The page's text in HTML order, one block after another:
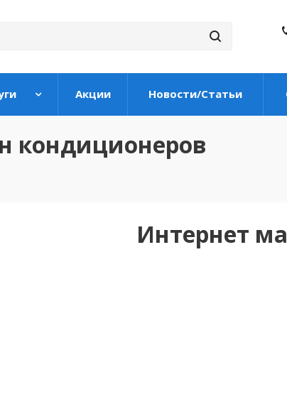
Акции Новости/Статьи
кондиционеров
Интернет